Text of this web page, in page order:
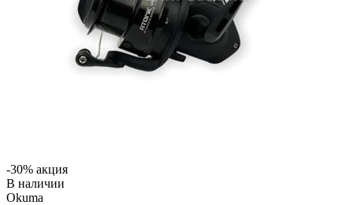
-30% акция
В наличии
Okuma